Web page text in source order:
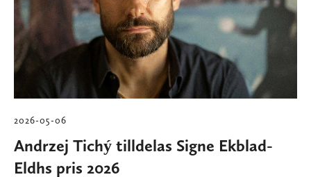
2026-05-06
Andrzej Tichý tilldelas Signe Ekblad-
Eldhs pris 2026